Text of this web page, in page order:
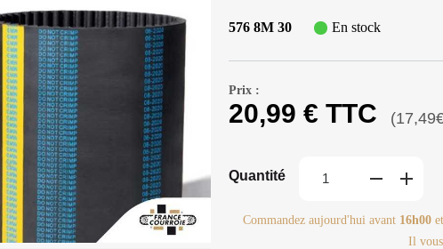
576 8M 30 En stock
Prix :
20,99 € TTC
Quantité
Commandez aujourd'hui avant 16h00et
Il